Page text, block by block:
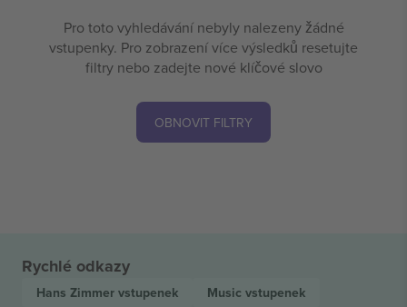
Pro toto vyhledávání nebyly nalezeny žádné
vstupenky. Pro zobrazení více výsledků resetujte
filtry nebo zadejte nové klíčové slovo
OBNOVIT FILTRY
Rychlé odkazy
Hans Zimmer vstupenek Music vstupenek